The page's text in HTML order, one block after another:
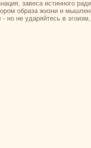
завеса истинного
образа жизни и
но не ударяйтесь в